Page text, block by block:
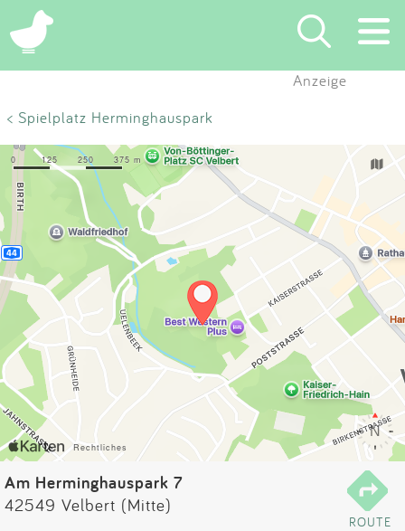
×
Suchen
Eintragen
Blog
Partner
Kontakt
Impressum
Anmelden
Anzeige
< Spielplatz Herminghauspark
Am Herminghauspark 7
42549 Velbert (Mitte)
ROUTE